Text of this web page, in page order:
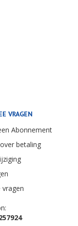
VRAGEN
Abonnement
betaling
vragen